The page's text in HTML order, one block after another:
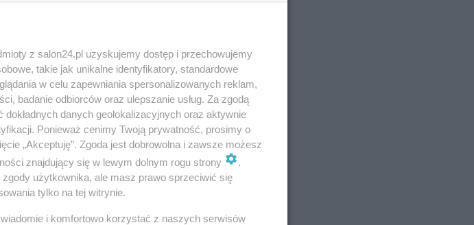
zgodzić się z tymi, którzy twierdzą,
ale tylko forum
monopolizujący jakąś
– tak jak właściciele wielu
wykluczającym niektóre poglądy
Do Rzeczy czy Wsieci. Jest
chcą być społecznością o
negocjować, wywierać
pewnej usługi. Konsument
ma prawo zbojkotować takiego
z salon24.pl uzyskujemy dostęp i przechowujemy
takie jak unikalne identyfikatory, standardowe
w celu zapewniania spersonalizowanych reklam,
badanie odbiorców oraz ulepszanie usług. Za zgodą
danych geolokalizacyjnych oraz aktywnie
Ponieważ cenimy Twoją prywatność, prosimy o
„Akceptuję”. Zgoda jest dobrowolna i zawsze możesz
znajdujący się w lewym dolnym rogu strony
.
użytkownika, ale masz prawo sprzeciwić się
tylko na tej witrynie.
i komfortowo korzystać z naszych serwisów